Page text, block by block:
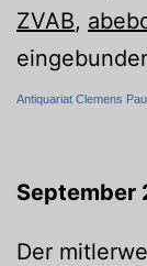
ZVAB,
Antiquariat Clemens
September
Der